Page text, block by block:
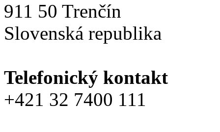
911 50 Trenčín
Slovenská republika
Telefonický kontakt
+421 32 7400 111